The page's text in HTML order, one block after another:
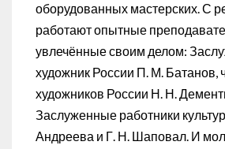
оборудованных мастерских. С
работают опытные
увлечённые своим делом:
художник России П. М. Батанов,
художников России Н. Н.
Заслуженные работники
Андреева и Г. Н. Шаповал. И